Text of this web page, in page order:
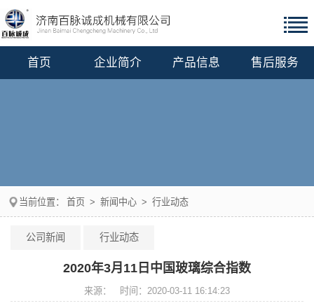
首页 企业简介 产品信息 售后服务
当前位置： 首页 > 新闻中心 > 行业动态
公司新闻 行业动态
2020年3月11日中国玻璃综合指数
来源： 时间：2020-03-11 16:14:23